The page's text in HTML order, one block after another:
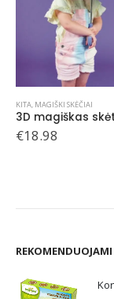
KITA, MAGIŠKI SKĖČIAI
€18.98
REKOMENDUOJAMI